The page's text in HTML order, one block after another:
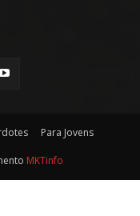
Para Jovens
MKTinfo